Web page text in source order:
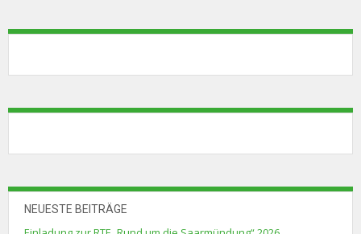
NEUESTE BEITRÄGE